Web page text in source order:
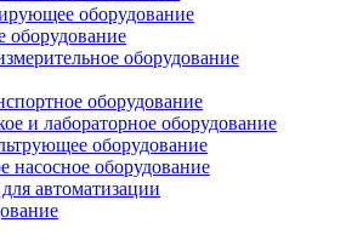
оборудование
оборудование
оборудование
оборудование
и лабораторное оборудование
оборудование
оборудование
автоматизации